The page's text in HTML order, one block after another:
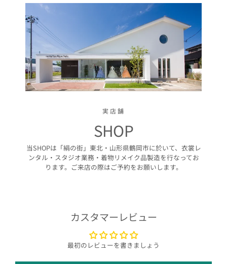
実店舗
SHOP
当SHOPは「絹の街」東北・山形県鶴岡市に於いて、衣裳レ
ンタル・スタジオ業務・着物リメイク品製造を行なってお
ります。ご来店の際はご予約をお願いします。
カスタマーレビュー
最初のレビューを書きましょう